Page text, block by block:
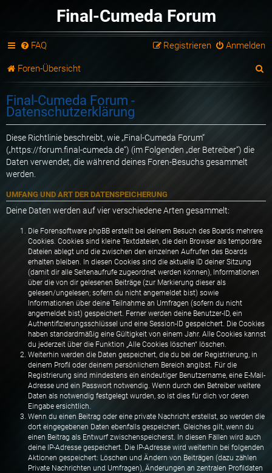
Final-Cumeda Forum
FAQ Anmelden
Registrieren
Foren-Übersicht
h
Final-Cumeda Forum -
Datenschutzerklärung
Diese Richtlinie beschreibt, wie „Final-Cumeda Forum“
(„https://forum.final-cumeda.de“) (im Folgenden „der Betreiber“) die
Daten verwendet, die während deines Foren-Besuchs gesammelt
werden.
UMFANG UND ART DER DATENSPEICHERUNG
Deine Daten werden auf vier verschiedene Arten gesammelt:
Die Forensoftware phpBB erstellt bei deinem Besuch des Boards mehrere
Cookies. Cookies sind kleine Textdateien, die dein Browser als temporäre
Dateien ablegt und die zwischen den einzelnen Aufrufen des Boards
erhalten bleiben. In diesen Cookies sind die aktuelle ID deiner Sitzung
(damit dir alle Seitenaufrufe zugeordnet werden können), Informationen
über die von dir gelesenen Beiträge (zur Markierung dieser als
gelesen/ungelesen; sofern du nicht angemeldet bist) sowie
Informationen über deine Teilnahme an Umfragen (sofern du nicht
angemeldet bist) gespeichert. Ferner werden deine Benutzer-ID, ein
Authentifizierungsschlüssel und eine Session-ID gespeichert. Die Cookies
haben standardmäßig eine Gültigkeit von einem Jahr. Alle Cookies kannst
du jederzeit über die Funktion „Alle Cookies löschen“ löschen.
Weiterhin werden die Daten gespeichert, die du bei der Registrierung, in
deinem Profil oder deinem persönlichem Bereich angibst. Für die
Registrierung sind mindestens ein eindeutiger Benutzername, eine E-Mail-
Adresse und ein Passwort notwendig. Wenn durch den Betreiber weitere
Daten als notwendig festgelegt wurden, so ist dies für dich vor deren
Eingabe ersichtlich.
Wenn du einen Beitrag oder eine private Nachricht erstellst, so werden die
dort eingegebenen Daten ebenfalls gespeichert. Gleiches gilt, wenn du
einen Beitrag als Entwurf zwischenspeicherst. In diesen Fällen wird auch
deine IP-Adresse gespeichert. Die IP-Adresse wird weiterhin bei folgenden
Aktionen gespeichert: Löschen und Ändern von Beiträgen (dazu zählen
Private Nachrichten und Umfragen), Änderungen an zentralen Profildaten